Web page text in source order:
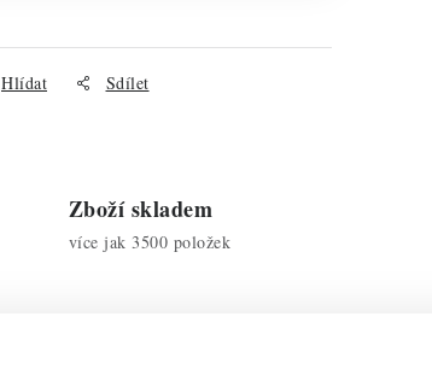
Hlídat Sdílet
Zboží skladem
více jak 3500 položek